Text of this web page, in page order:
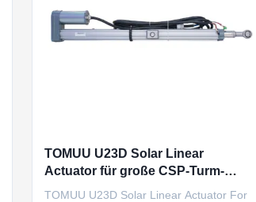
TOMUU U23D Solar Linear
Actuator für große CSP-Turm-
Heliostate
TOMUU U23D Solar Linear Actuator For